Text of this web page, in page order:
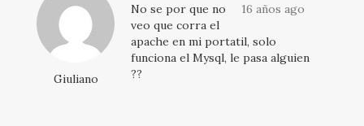
Giuliano
16 años ago
No se por que no
veo que corra el
apache en mi portatil, solo
funciona el Mysql, le pasa alguien
??